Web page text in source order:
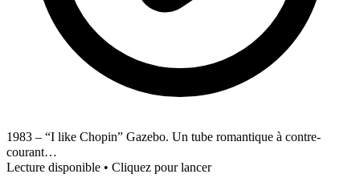
1983 – “I like Chopin” Gazebo. Un tube romantique à contre-
courant…
Lecture disponible • Cliquez pour lancer